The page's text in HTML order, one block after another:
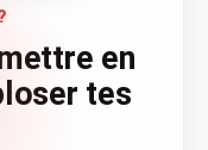
en
tes